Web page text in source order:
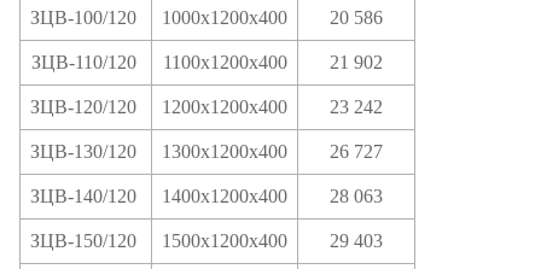
ЗЦВ-100/120 1000х1200х400 20 586
ЗЦВ-110/120 1100х1200х400 21 902
ЗЦВ-120/120 1200х1200х400 23 242
ЗЦВ-130/120 1300х1200х400 26 727
ЗЦВ-140/120 1400х1200х400 28 063
ЗЦВ-150/120 1500х1200х400 29 403